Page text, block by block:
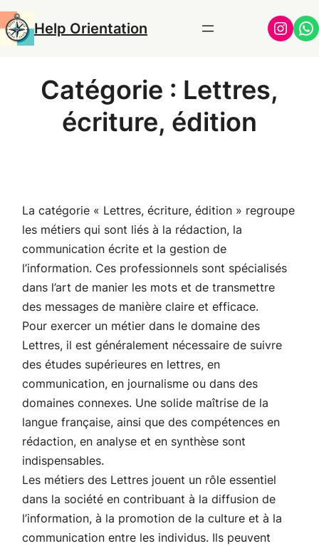
Aller
au
contenu
Help Orientation
Catégorie : Lettres,
écriture, édition
La catégorie « Lettres, écriture, édition » regroupe
les métiers qui sont liés à la rédaction, la
communication écrite et la gestion de
l’information. Ces professionnels sont spécialisés
dans l’art de manier les mots et de transmettre
des messages de manière claire et efficace.
Pour exercer un métier dans le domaine des
Lettres, il est généralement nécessaire de suivre
des études supérieures en lettres, en
communication, en journalisme ou dans des
domaines connexes. Une solide maîtrise de la
langue française, ainsi que des compétences en
rédaction, en analyse et en synthèse sont
indispensables.
Les métiers des Lettres jouent un rôle essentiel
dans la société en contribuant à la diffusion de
l’information, à la promotion de la culture et à la
communication entre les individus. Ils peuvent